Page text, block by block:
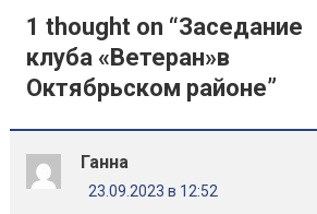
1 thought on “Заседание
клуба «Ветеран»в
Октябрьском районе”
Ганна
23.09.2023 в 12:52